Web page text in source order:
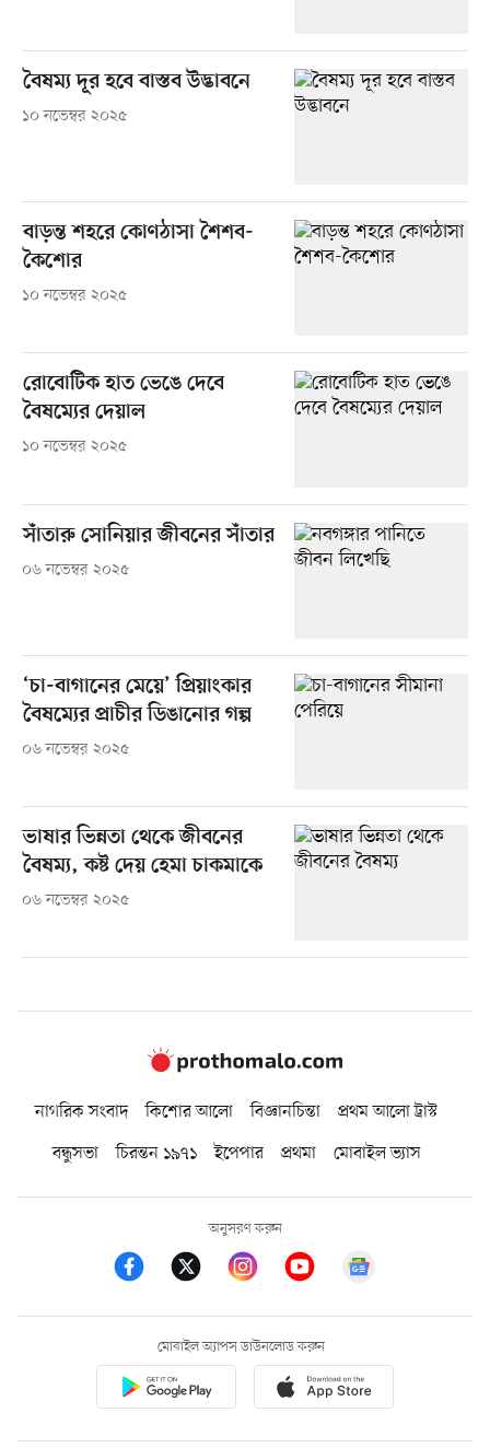
বৈষম্য দূর হবে বাস্তব উদ্ভাবনে
১০ নভেম্বর ২০২৫
বাড়ন্ত শহরে কোণঠাসা শৈশব-
কৈশোর
১০ নভেম্বর ২০২৫
রোবোটিক হাত ভেঙে দেবে
বৈষম্যের দেয়াল
১০ নভেম্বর ২০২৫
সাঁতারু সোনিয়ার জীবনের সাঁতার
০৬ নভেম্বর ২০২৫
‘চা-বাগানের মেয়ে’ প্রিয়াংকার
বৈষম্যের প্রাচীর ডিঙানোর গল্প
০৬ নভেম্বর ২০২৫
ভাষার ভিন্নতা থেকে জীবনের
বৈষম্য, কষ্ট দেয় হেমা চাকমাকে
০৬ নভেম্বর ২০২৫
নাগরিক সংবাদ কিশোর আলো বিজ্ঞানচিন্তা
প্রথম আলো ট্রাস্ট
বন্ধুসভা
চিরন্তন ১৯৭১ ইপেপার প্রথমা মোবাইল ভ্যাস
অনুসরণ করুন
মোবাইল অ্যাপস ডাউনলোড করুন